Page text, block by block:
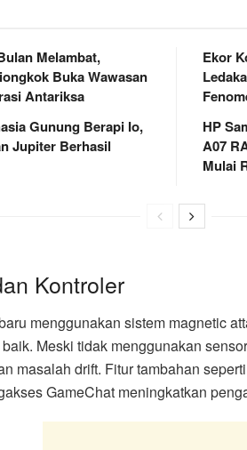
Melambat,
Buka Wawasan
Antariksa
Gunung Berapi Io,
Jupiter Berhasil
Ekor
HP
A07
Mulai
Kontroler
menggunakan sistem magnetic
Meski tidak menggunakan
masalah drift. Fitur tambahan seperti
GameChat meningkatkan